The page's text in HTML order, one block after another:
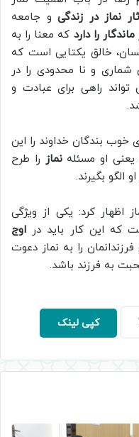
نماز در زندگیو جامعه
را دارد که معنا را به
خالق یکتایی است که
و نا محدودی را در
تواند راهی برای عبادت و
خوب بندگان خداوند را این
یعنی او مسئلهنماز را طرح
الگو بگیرند.
اظهار کرد: یکی از ویژگی
که این کار باید در اوج
را به نماز دعوت
به فرزند باشد.
کپی لینک